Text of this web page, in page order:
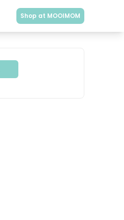
Shop at MOOIMOM